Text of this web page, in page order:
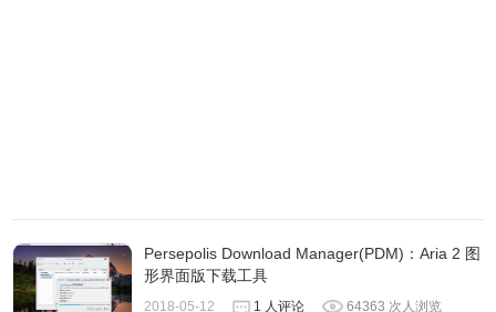
2、智能速控（PRO版）
顾名思义，这一功能可以让你自定义 Folx 能达到的最大上
Persepolis Download Manager(PDM)：Aria 2 图
形界面版下载工具
2018-05-12 1 人评论 64363 次人浏览